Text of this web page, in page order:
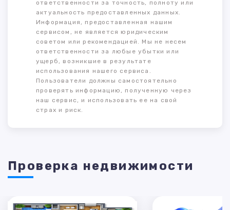
ответственности за точность, полноту или
актуальность предоставленных данных.
Информация, предоставленная нашим
сервисом, не является юридическим
советом или рекомендацией. Мы не несем
ответственности за любые убытки или
ущерб, возникшие в результате
использования нашего сервиса.
Пользователи должны самостоятельно
проверять информацию, полученную через
наш сервис, и использовать ее на свой
страх и риск.
Проверка недвижимости